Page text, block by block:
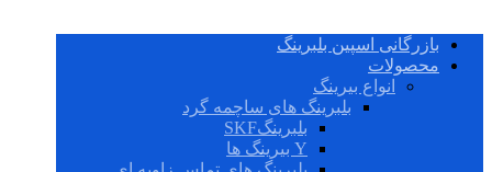
بازرگانی اسپین بلبرینگ
محصولات
انواع بیرینگ
بلبرینگ های ساچمه گرد
بلبرینگSKF
Y بیرینگ ها